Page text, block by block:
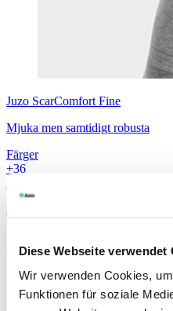
Diese Webseite verwendet
Wir verwenden Cookies,
Funktionen für soziale
Juzo ScarComfort Fine
Mjuka men samtidigt robusta
Färger
+36
Läs mer